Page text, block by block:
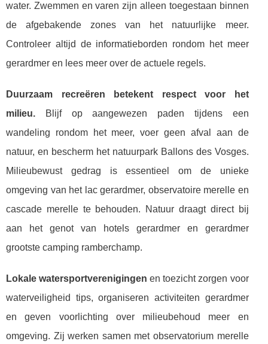
water. Zwemmen en varen zijn alleen toegestaan binnen
de afgebakende zones van het natuurlijke meer.
Controleer altijd de informatieborden rondom het meer
gerardmer en lees meer over de actuele regels.
Duurzaam recreëren betekent respect voor het
milieu. Blijf op aangewezen paden tijdens een
wandeling rondom het meer, voer geen afval aan de
natuur, en bescherm het natuurpark Ballons des Vosges.
Milieubewust gedrag is essentieel om de unieke
omgeving van het lac gerardmer, observatoire merelle en
cascade merelle te behouden. Natuur draagt direct bij
aan het genot van hotels gerardmer en gerardmer
grootste camping ramberchamp.
Lokale watersportverenigingen en toezicht zorgen voor
waterveiligheid tips, organiseren activiteiten gerardmer
en geven voorlichting over milieubehoud meer en
omgeving. Zij werken samen met observatorium merelle